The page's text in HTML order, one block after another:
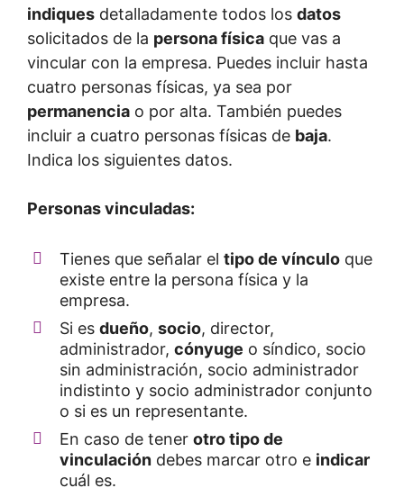
indiques detalladamente todos los datos
solicitados de la persona física que vas a
vincular con la empresa. Puedes incluir hasta
cuatro personas físicas, ya sea por
permanencia o por alta. También puedes
incluir a cuatro personas físicas de baja.
Indica los siguientes datos.
Personas vinculadas:
Tienes que señalar el tipo de vínculo que
existe entre la persona física y la
empresa.
Si es dueño, socio, director,
administrador, cónyuge o síndico, socio
sin administración, socio administrador
indistinto y socio administrador conjunto
o si es un representante.
En caso de tener otro tipo de
vinculación debes marcar otro e indicar
cuál es.